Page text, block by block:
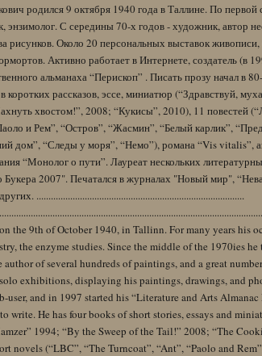
родился 9 октября 1940 года в Таллине. По
энзимолог. С середины 70-х годов - художник, автор
рисунков. Около 20 персональных выставок
Активно работает в Интернете, создатель (в
альманаха “Перископ” . Писать прозу начал в
коротких рассказов, эссе, миниатюр (“Здравствуй,
хвостом!”, 2008; “Кукисы”, 2010), 11 повестей
и Рем”, “Остров”, “Жасмин”, “Белый карлик”,
дом”, “Следы у моря”, “Немо”), романа “Vis vitalis”,
“Монолог о пути”. Лауреат нескольких
Букера 2007". Печатался в журналах "Новый мир",
......................................................................................
the 9th of October 1940, in Tallinn. For many years his
the enzyme studies. Since the middle of the 1970ies
author of several hundreds of paintings, and a great
exhibitions, displaying his paintings, drawings, and
user, and in 1997 started his “Literature and Arts
write. He has four books of short stories, essays and
1994; “By the Sweep of the Tail!” 2008; “The
novels (“LBC”, “The Turncoat”, “Ant”, “Paolo and